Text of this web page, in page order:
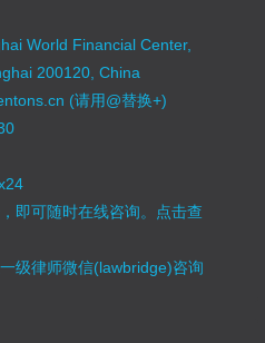
World Financial Center,
200120, China
(请用@替换+)
即可随时在线咨询。 点击查
级律师微信(lawbridge)咨询